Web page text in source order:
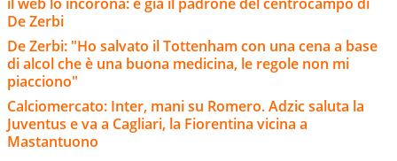
De Zerbi
De Zerbi: "Ho salvato il Tottenham con una cena a base
di alcol che è una buona medicina, le regole non mi
piacciono"
Calciomercato: Inter, mani su Romero. Adzic saluta la
Juventus e va a Cagliari, la Fiorentina vicina a
Mastantuono